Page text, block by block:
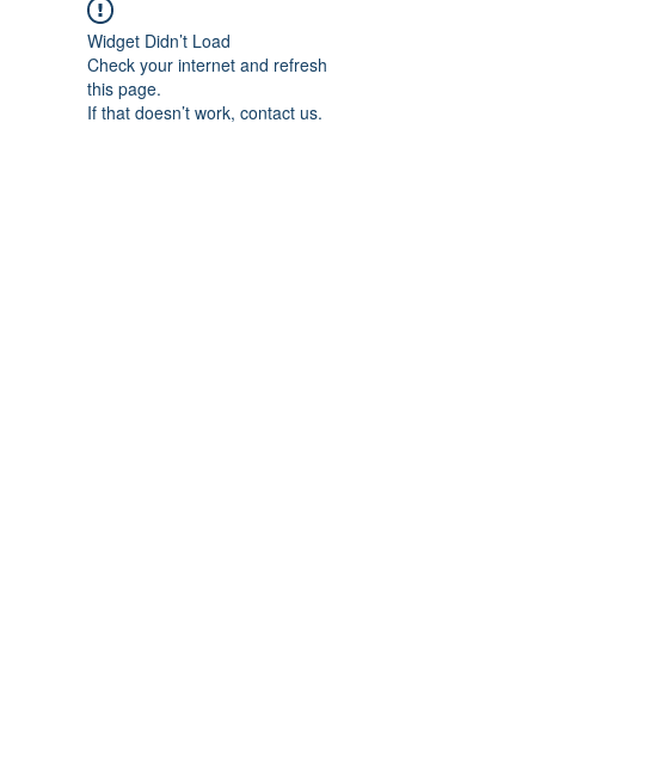
Widget Didn’t Load
Check your internet and refresh
this page.
If that doesn’t work, contact us.